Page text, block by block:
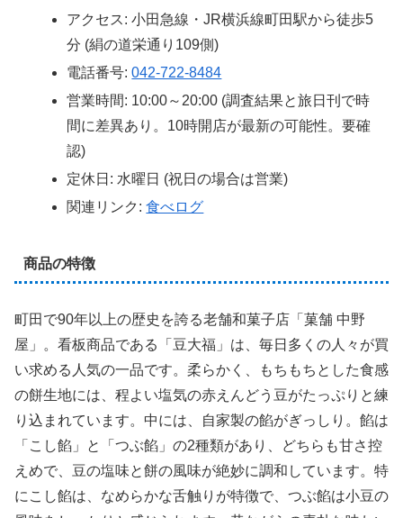
アクセス: 小田急線・JR横浜線町田駅から徒歩5
分 (絹の道栄通り109側)
電話番号:042-722-8484
営業時間: 10:00～20:00 (調査結果と旅日刊で時
間に差異あり。10時開店が最新の可能性。要確
認)
定休日: 水曜日 (祝日の場合は営業)
関連リンク:食べログ
商品の特徴
町田で90年以上の歴史を誇る老舗和菓子店「菓舗 中野
屋」。看板商品である「豆大福」は、毎日多くの人々が買
い求める人気の一品です。柔らかく、もちもちとした食感
の餅生地には、程よい塩気の赤えんどう豆がたっぷりと練
り込まれています。中には、自家製の餡がぎっしり。餡は
「こし餡」と「つぶ餡」の2種類があり、どちらも甘さ控
えめで、豆の塩味と餅の風味が絶妙に調和しています。特
にこし餡は、なめらかな舌触りが特徴で、つぶ餡は小豆の